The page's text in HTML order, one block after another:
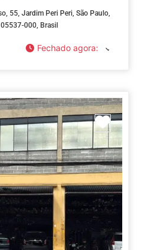
55, Jardim Peri Peri, São Paulo,
000, Brasil
Fechado agora: